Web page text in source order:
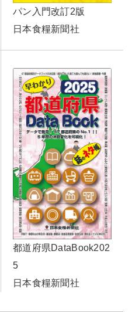
パン入門改訂2版
日本食糧新聞社
都道府県DataBook202
5
日本食糧新聞社